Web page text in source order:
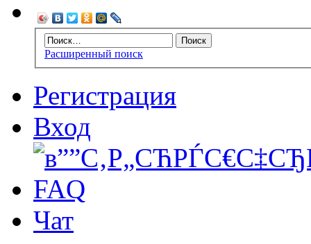
Расширенный поиск
Регистрация
Вход
FAQ
Чат